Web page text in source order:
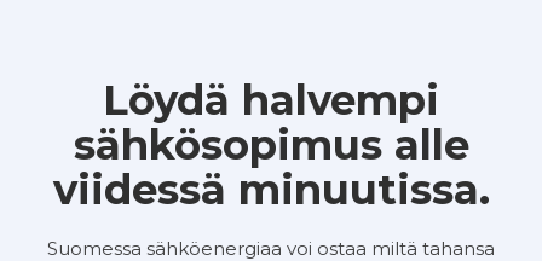
Löydä halvempi
sähkösopimus alle
viidessä minuutissa.
Suomessa sähköenergiaa voi ostaa miltä tahansa